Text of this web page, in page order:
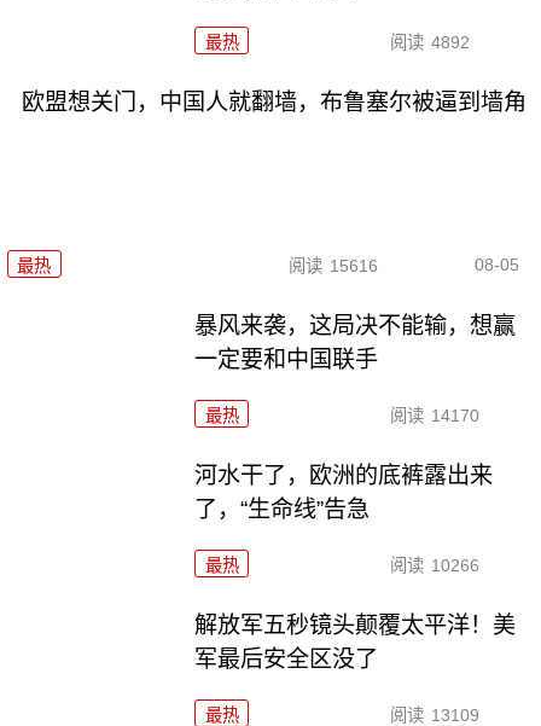
最热 阅读 4892
欧盟想关门，中国人就翻墙，布鲁塞尔被逼到墙角
最热 阅读 15616 08-05
暴风来袭，这局决不能输，想赢
一定要和中国联手
最热 阅读 14170
河水干了，欧洲的底裤露出来
了，“生命线”告急
最热 阅读 10266
解放军五秒镜头颠覆太平洋！美
军最后安全区没了
最热 阅读 13109